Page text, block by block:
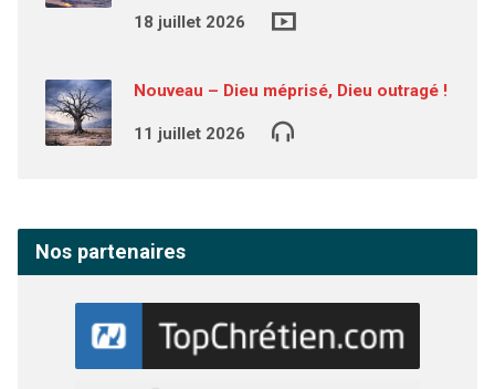
18 juillet 2026
Nouveau – Dieu méprisé, Dieu outragé !
11 juillet 2026
Nos partenaires